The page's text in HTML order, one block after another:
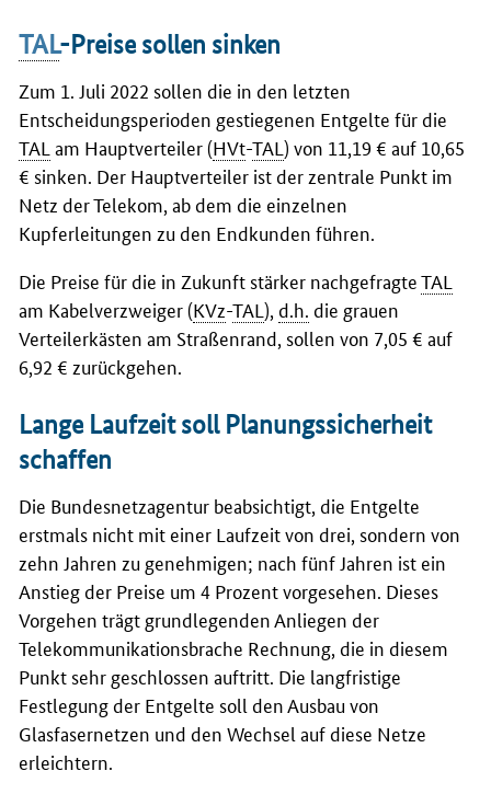
TAL-Preise sollen sinken
Zum 1. Juli 2022 sollen die in den letzten
Entscheidungsperioden gestiegenen Entgelte für die
TAL am Hauptverteiler (HVt-TAL ) von 11,19 € auf 10,65
€ sinken. Der Hauptverteiler ist der zentrale Punkt im
Netz der Telekom, ab dem die einzelnen
Kupferleitungen zu den Endkunden führen.
Die Preise für die in Zukunft stärker nachgefragteTAL
am Kabelverzweiger (KVz-TAL ), d.h. die grauen
Verteilerkästen am Straßenrand, sollen von 7,05 € auf
6,92 € zurückgehen.
Lange Laufzeit soll Planungssicherheit
schaffen
Die Bundesnetzagentur beabsichtigt, die Entgelte
erstmals nicht mit einer Laufzeit von drei, sondern von
zehn Jahren zu genehmigen; nach fünf Jahren ist ein
Anstieg der Preise um 4 Prozent vorgesehen. Dieses
Vorgehen trägt grundlegenden Anliegen der
Telekommunikationsbrache Rechnung, die in diesem
Punkt sehr geschlossen auftritt. Die langfristige
Festlegung der Entgelte soll den Ausbau von
Glasfasernetzen und den Wechsel auf diese Netze
erleichtern.